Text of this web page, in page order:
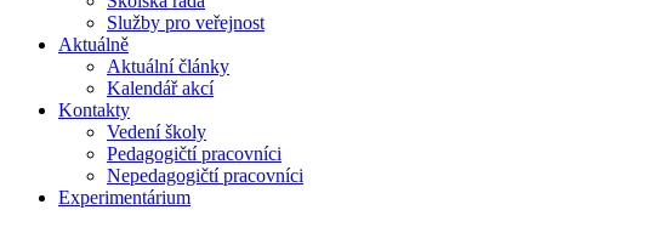
Služby pro veřejnost
Aktuálně
Aktuální články
Kalendář akcí
Kontakty
Vedení školy
Pedagogičtí pracovníci
Nepedagogičtí pracovníci
Experimentárium